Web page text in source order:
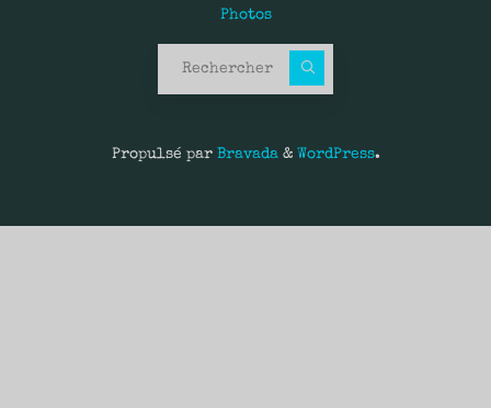
Photos
Propulsé parBravada& WordPress.